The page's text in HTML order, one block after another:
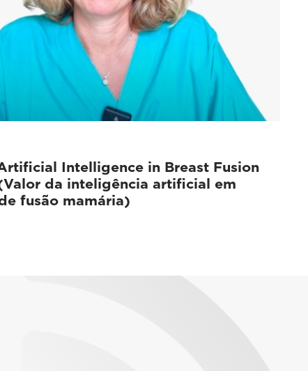
Intelligence in Breast Fusion
da inteligência artificial em
fusão mamária)